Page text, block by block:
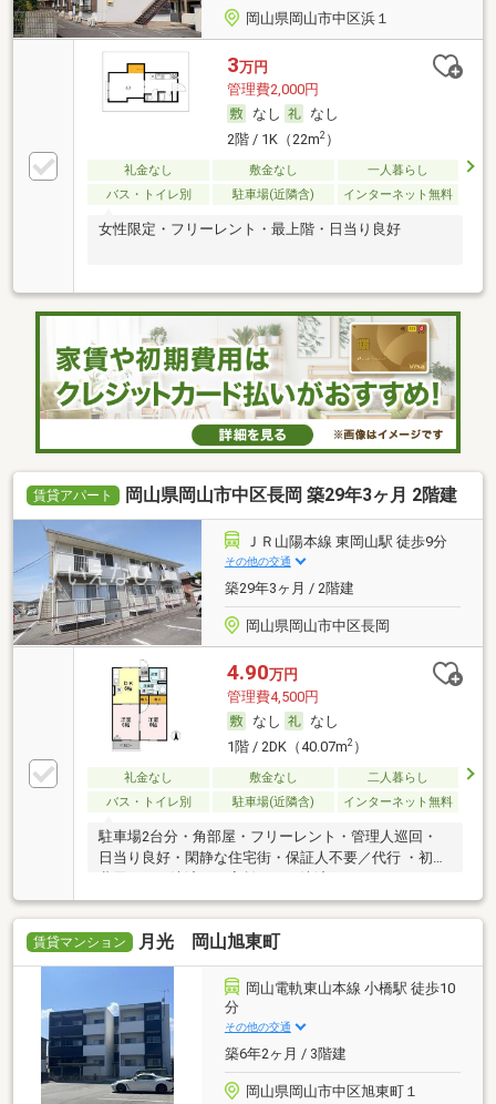
岡山県岡山市中区浜１
3万円
管理費2,000円
なし
なし
2階 / 1K（22m2）
礼金なし 敷金なし
一人暮らし
バス・トイレ別
駐車場(近隣含) インターネット無料
女性限定・フリーレント・最上階・日当り良好
賃貸アパート 岡山県岡山市中区長岡 築29年3ヶ月 2階建
ＪＲ山陽本線 東岡山駅 徒歩9分
その他の交通
築29年3ヶ月 / 2階建
岡山県岡山市中区長岡
4.90万円
管理費4,500円
なし
なし
1階 / 2DK（40.07m2）
礼金なし 敷金なし
二人暮らし
バス・トイレ別
駐車場(近隣含) インターネット無料
駐車場2台分・角部屋・フリーレント・管理人巡回・
日当り良好・閑静な住宅街・保証人不要／代行 ・初期
賃貸マンション 月光 岡山旭東町
岡山電軌東山本線 小橋駅 徒歩10
分
その他の交通
築6年2ヶ月 / 3階建
岡山県岡山市中区旭東町１